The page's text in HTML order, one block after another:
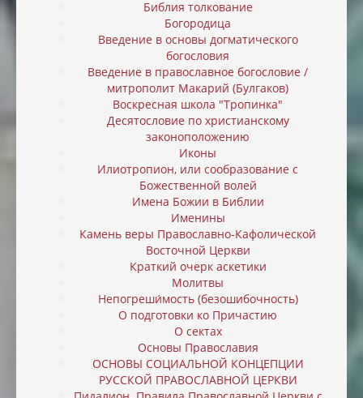
Библия толкование
Богородица
Введение в основы догматического
богословия
Введение в православное богословие /
митрополит Макарий (Булгаков)
Воскресная школа "Тропинка"
Десятословие по христианскому
законоположению
Иконы
Илиотропион, или cообразование с
Божественной волей
Имена Божии в Библии
Именины
Камень веры Православно-Кафолической
Восточной Церкви
Краткий очерк аскетики
Молитвы
Непогреши́мость (безошибочность)
О подготовки ко Причастию
О сектах
Основы Православия
ОСНОВЫ СОЦИАЛЬНОЙ КОНЦЕПЦИИ
РУССКОЙ ПРАВОСЛАВНОЙ ЦЕРКВИ